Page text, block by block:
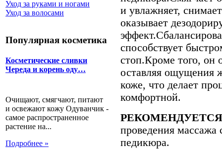
Уход за руками и ногами
Уход за волосами
Популярная косметика
Косметические сливки
Череда и корень оду…
Очищают, смягчают, питают
и освежают кожу Одуванчик -
самое распространенное
растение на...
Подробнее »
и увлажняет,
оказывает
способствует
стоп.Кроме того, он
оставляя ощущения
коже, что делает
комфортной.
проведения массажа
педикюра.